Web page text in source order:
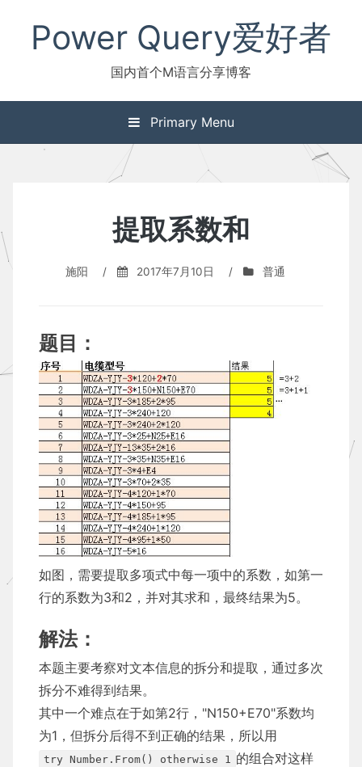
contentPower Query爱好者
国内首个M语言分享博客
Primary Menu
提取系数和
施阳 / 2017年7月10日 / 普通
题目：
如图，需要提取多项式中每一项中的系数，如第一
行的系数为3和2，并对其求和，最终结果为5。
解法：
本题主要考察对文本信息的拆分和提取，通过多次
拆分不难得到结果。
其中一个难点在于如第2行，"N150+E70"系数均
为1，但拆分后得不到正确的结果，所以用
try Number.From() otherwise 1
的组合对这样